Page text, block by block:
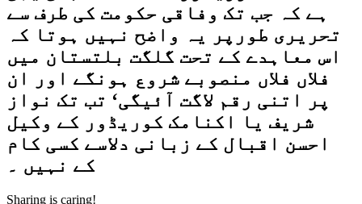
ہے کہ جب تک وفاقی حکومت کی طرف سے
تحریری طورپر یہ واضح نہیں ہوتا کہ
اس معاہدے کے تحت گلگت بلتستان میں
فلاں فلاں منصوبے شروع ہونگے اور ان
پر اتنی رقم لاگت آئیگی‘ تب تک نواز
شریف یا اکنامک کوریڈور کے وکیل
احسن اقبال کے زبانی دلاسے کسی کام
کے نہیں ۔
Sharing is caring!